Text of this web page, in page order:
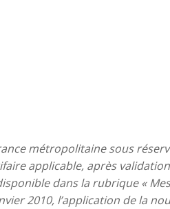
métropolitaine sous
applicable, après
dans la rubrique «
2010, l’application de la